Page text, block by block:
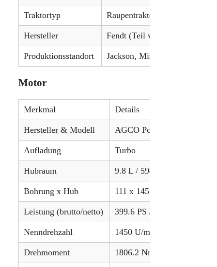
Traktortyp Raupentraktor
Hersteller Fendt (Teil von AGCO)
Produktionsstandort Jackson, Minnesota, USA
Motor
Merkmal Details
Hersteller & Modell AGCO Power
Aufladung Turbo
Hubraum 9.8 L / 598 in³
Bohrung x Hub 111 x 145 mm / 4.37 x 5.71
Leistung (brutto/netto) 399.6 PS / 298.0 kW
Nenndrehzahl 1450 U/min
Drehmoment 1806.2 Nm / 1332 lb-ft